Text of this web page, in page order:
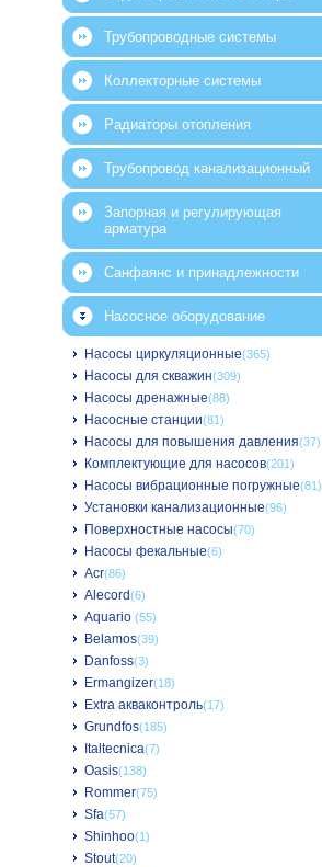
Трубопроводные системы
Коллекторные системы
Радиаторы отопления
Трубопровод канализационный
Запорная и регулирующая
арматура
Санфаянс и принадлежности
Насосное оборудование
Насосы циркуляционные(365)
Насосы для скважин(309)
Насосы дренажные(88)
Насосные станции(81)
Насосы для повышения давления(37)
Комплектующие для насосов(201)
Насосы вибрационные погружные(81)
Установки канализационные(96)
Поверхностные насосы(70)
Насосы фекальные(6)
Acr(86)
Alecord(6)
Aquario (55)
Belamos(39)
Danfoss(3)
Ermangizer(18)
Extra акваконтроль(17)
Grundfos(185)
Italtecnica(7)
Oasis(138)
Rommer(75)
Sfa(57)
Shinhoo(1)
Stout(20)